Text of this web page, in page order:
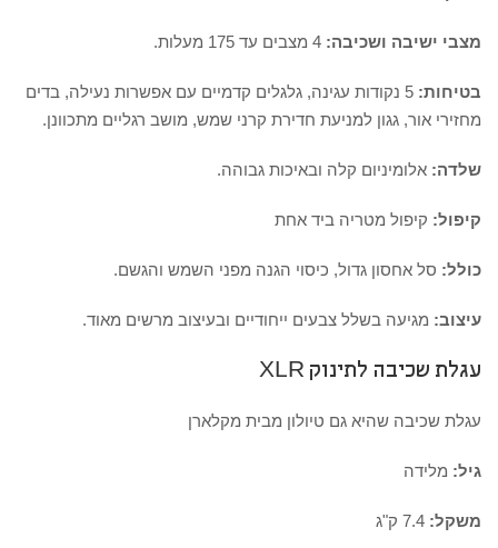
מצבי ישיבה ושכיבה:
בטיחות:
5 נקודות עגינה, גלגלים קדמיים עם אפשרות נעילה, בדים
מחזירי אור, גגון למניעת חדירת קרני שמש, מושב רגליים מתכוונן.
שלדה: אלומיניום קלה ובאיכות גבוהה.
קיפול: קיפול מטריה ביד אחת
כולל: סל אחסון גדול, כיסוי הגנה מפני השמש והגשם.
עיצוב: מגיעה בשלל צבעים ייחודיים ובעיצוב מרשים מאוד.
עגלת שכיבה לתינוק XLR
עגלת שכיבה שהיא גם טיולון מבית מקלארן
גיל: מלידה
משקל: